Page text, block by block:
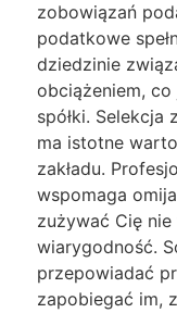
zobowiązań
podatkowe
dziedzinie
obciążeniem,
spółki.
ma istotne
zakładu.
wspomaga
zużywać Cię
wiarygodność.
przepowiadać
zapobiegać im,